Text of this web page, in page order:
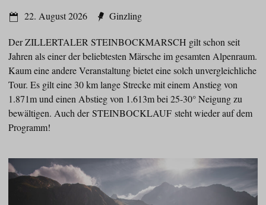
22. August 2026 Ginzling
Der ZILLERTALER STEINBOCKMARSCH gilt schon seit
Jahren als einer der beliebtesten Märsche im gesamten Alpenraum.
Kaum eine andere Veranstaltung bietet eine solch unvergleichliche
Tour. Es gilt eine 30 km lange Strecke mit einem Anstieg von
1.871m und einen Abstieg von 1.613m bei 25-30° Neigung zu
bewältigen. Auch der STEINBOCKLAUF steht wieder auf dem
Programm!